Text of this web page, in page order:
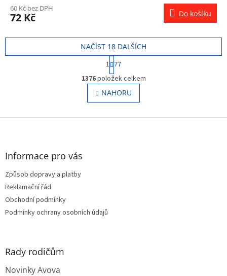
60 Kč bez DPH
72 Kč Do košíku
O
v
l
á
a
NAČÍST 18 DALŠÍCH
S
t
r
á
n
k
v
1 77
1376položek celkem
NAHORU
Z
Informace pro vás
Způsob dopravy a platby
Reklamační řád
Obchodní podmínky
Podmínky ochrany osobních údajů
Rady rodičům
Novinky Avova